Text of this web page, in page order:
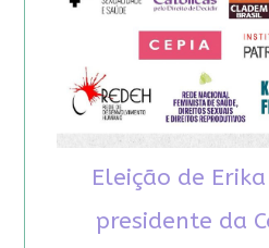
Eleição de
presidente da